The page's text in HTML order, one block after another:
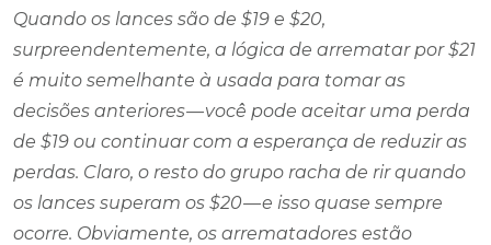
Quando os lances são de $19 e $20,
surpreendentemente, a lógica de arrematar por $21
é muito semelhante à usada para tomar as
decisões anteriores — você pode aceitar uma perda
de $19 ou continuar com a esperança de reduzir as
perdas. Claro, o resto do grupo racha de rir quando
os lances superam os $20 — e isso quase sempre
ocorre. Obviamente, os arrematadores estão